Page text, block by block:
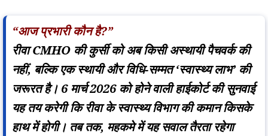
“आज प्रभारी कौन है?”
रीवा CMHO की कुर्सी को अब किसी अस्थायी पैचवर्क की
नहीं, बल्कि एक स्थायी और विधि-सम्मत ‘स्वास्थ्य लाभ’ की
जरूरत है। 6 मार्च 2026 को होने वाली हाईकोर्ट की सुनवाई
यह तय करेगी कि रीवा के स्वास्थ्य विभाग की कमान किसके
हाथ में होगी। तब तक, महकमे में यह सवाल तैरता रहेगा